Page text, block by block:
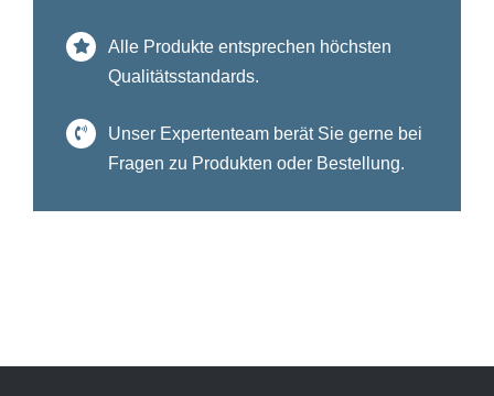
Alle Produkte entsprechen höchsten
Qualitätsstandards.
Unser Expertenteam berät Sie gerne bei
Fragen zu Produkten oder Bestellung.